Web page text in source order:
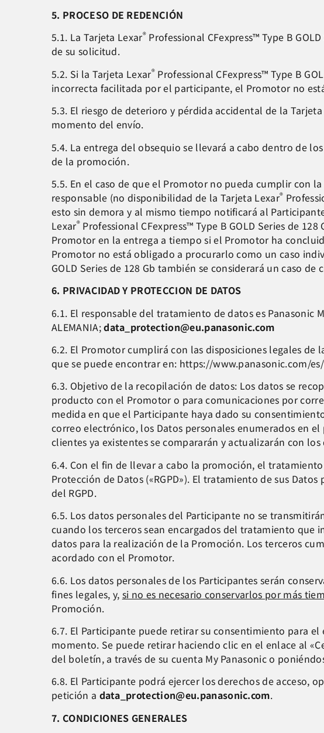
5. PROCESO DE REDENCIÓN
5.1. La Tarjeta Lexar® Professional CFexpress™ Type B
de su solicitud.
5.2. Si la Tarjeta Lexar® Professional CFexpress™ Type B
incorrecta facilitada por el participante, el Promotor no
5.3. El riesgo de deterioro y pérdida accidental de la
momento del envío.
5.4. La entrega del obsequio se llevará a cabo dentro de
de la promoción.
5.5. En el caso de que el Promotor no pueda cumplir con
responsable (no disponibilidad de la Tarjeta Lexar®
esto sin demora y al mismo tiempo notificará al
Lexar®Professional CFexpress™ Type B GOLD Series de
Promotor en la entrega a tiempo si el Promotor ha
Promotor no está obligado a procurarlo como un caso
GOLD Series de 128 Gb también se considerará un caso
6. PRIVACIDAD Y PROTECCION DE DATOS
6.1. El responsable del tratamiento de datos es Panasonic
ALEMANIA;data_protection@eu.panasonic.com
6.2. El Promotor cumplirá con las disposiciones legales
que se puede encontrar en: https://www.panasonic.com/
6.3. Objetivo de la recopilación de datos: Los datos se
producto con el Promotor o para comunicaciones por
medida en que el Participante haya dado su
correo electrónico, los Datos personales enumerados en
clientes ya existentes se compararán y actualizarán con
6.4. Con el fin de llevar a cabo la promoción, el
Protección de Datos («RGPD»). El tratamiento de sus
del RGPD.
6.5. Los datos personales del Participante no se
cuando los terceros sean encargados del tratamiento que
datos para la realización de la Promoción. Los terceros
acordado con el Promotor.
6.6. Los datos personales de los Participantes serán
fines legales, y, si no es necesario conservarlos por más
Promoción.
6.7. El Participante puede retirar su consentimiento para
momento. Se puede retirar haciendo clic en el enlace al
del boletín, a través de su cuenta My Panasonic o
6.8. El Participante podrá ejercer los derechos de
petición a data_protection@eu.panasonic.com.
7. CONDICIONES GENERALES